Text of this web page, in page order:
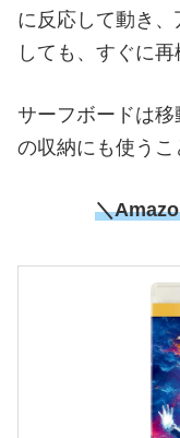
に反応して動き
しても、すぐに再
サーフボードは
の収納にも使うこ
＼